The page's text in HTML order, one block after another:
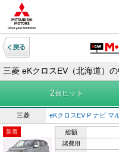
三菱 eKクロスEV（北海道）
2台ヒット
三菱 eKクロスEV P ナビ マ
新着 総額
諸費用